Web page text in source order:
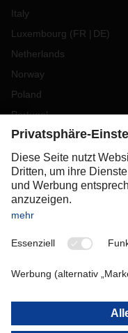
Italy
Luxembourg (FR DE)
Netherlands
Norway
Poland
Portugal
Romania
Slovakia
Spain
Sweden
Switzerland
OCEANIA